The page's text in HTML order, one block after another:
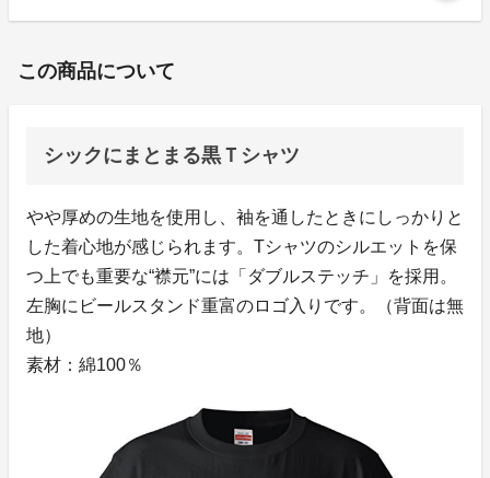
この商品について
シックにまとまる黒Ｔシャツ
やや厚めの生地を使用し、袖を通したときにしっかりと
した着心地が感じられます。Tシャツのシルエットを保
つ上でも重要な“襟元”には「ダブルステッチ」を採用。
左胸にビールスタンド重富のロゴ入りです。（背面は無
地）
素材：綿100％